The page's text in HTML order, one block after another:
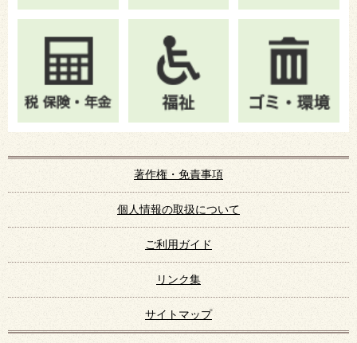
著作権・免責事項
個人情報の取扱について
ご利用ガイド
リンク集
サイトマップ